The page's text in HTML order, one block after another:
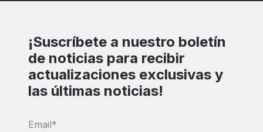
¡Suscríbete a nuestro boletín
de noticias para recibir
actualizaciones exclusivas y
las últimas noticias!
Email*